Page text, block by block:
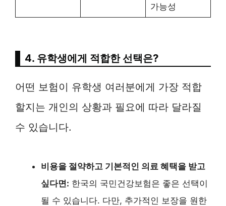
가능성
4. 유학생에게 적합한 선택은?
어떤 보험이 유학생 여러분에게 가장 적합
할지는 개인의 상황과 필요에 따라 달라질
수 있습니다.
비용을 절약하고 기본적인 의료 혜택을 받고
싶다면: 한국의 국민건강보험은 좋은 선택이
될 수 있습니다. 다만, 추가적인 보장을 원한